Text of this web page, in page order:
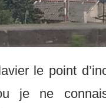
le point
je ne